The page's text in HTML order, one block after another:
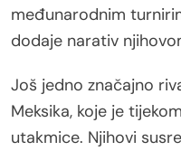
međunarodnim
dodaje narativ
Još jedno značajno
Meksika, koje je
utakmice. Njihovi